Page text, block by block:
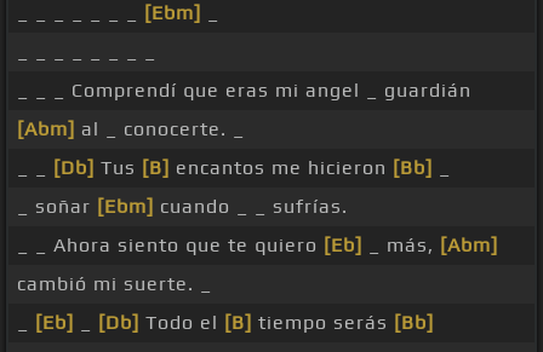
[Ebm]
_ _ _ Comprendí que eras mi angel _ guardián
[Abm] al _ conocerte. _
[Db] Tus [B] encantos me hicieron [Bb]
_ soñar [Ebm] cuando _ _ sufrías.
_ _ Ahora siento que te quiero [Eb] _ más, [Abm]
cambió mi suerte. _
[Eb] [Db] Todo el [B] tiempo serás [Bb]